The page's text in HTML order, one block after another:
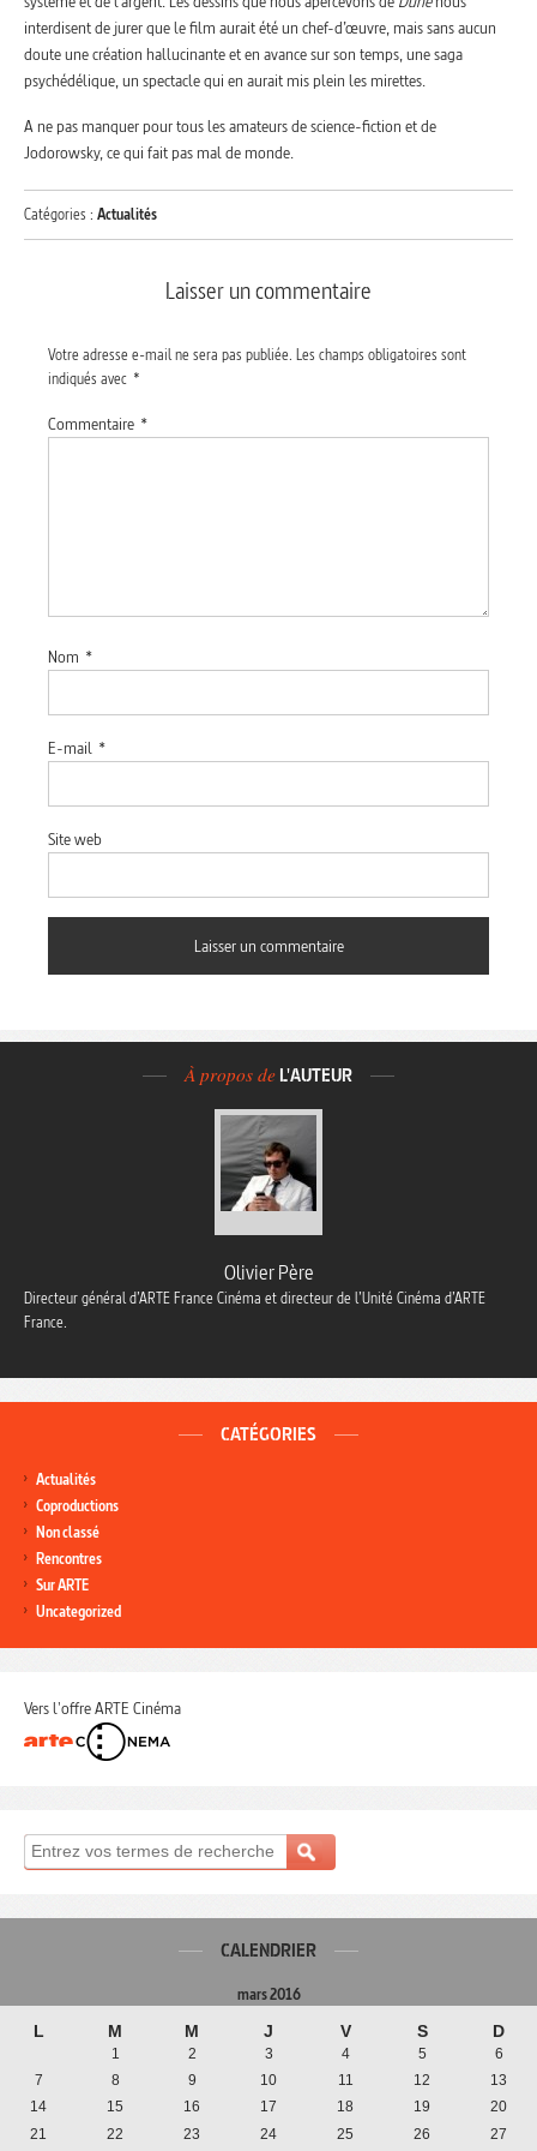
interdisent de jurer que le film aurait été un chef-d’œuvre, mais sans aucun
doute une création hallucinante et en avance sur son temps, une saga
psychédélique, un spectacle qui en aurait mis plein les mirettes.
A ne pas manquer pour tous les amateurs de science-fiction et de
Jodorowsky, ce qui fait pas mal de monde.
Catégories : Actualités
Laisser un commentaire
Votre adresse e-mail ne sera pas publiée. Les champs obligatoires sont
indiqués avec *
Commentaire *
Nom *
E-mail *
Site web
À propos de L'AUTEUR
Olivier Père
Directeur général d’ARTE France Cinéma et directeur de l’Unité Cinéma d’ARTE
France.
CATÉGORIES
Actualités
Coproductions
Non classé
Rencontres
Sur ARTE
Uncategorized
Vers l'offre ARTE Cinéma
CALENDRIER
mars 2016
L M M J V S D
1 2 3 4 5
6
7
8 9 10 11 12
13
14
15 16 17 18 19
20
21
22 23 24 25 26
27